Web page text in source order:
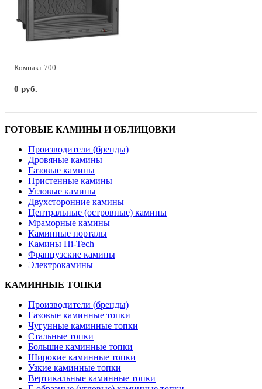
Компакт 700
0 руб.
ГОТОВЫЕ КАМИНЫ И ОБЛИЦОВКИ
Производители (бренды)
Дровяные камины
Газовые камины
Пристенные камины
Угловые камины
Двухсторонние камины
Центральные (островные) камины
Мраморные камины
Каминные порталы
Камины Hi-Tech
Французские камины
Электрокамины
КАМИННЫЕ ТОПКИ
Производители (бренды)
Газовые каминные топки
Чугунные каминные топки
Стальные топки
Большие каминные топки
Широкие каминные топки
Узкие каминные топки
Вертикальные каминные топки